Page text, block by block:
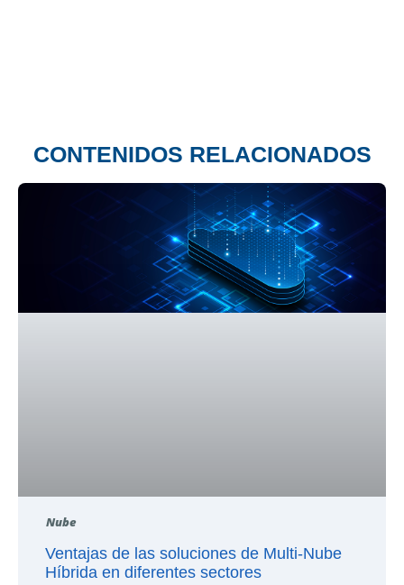
CONTENIDOS RELACIONADOS
Nube
Ventajas de las soluciones de Multi-Nube
Híbrida en diferentes sectores